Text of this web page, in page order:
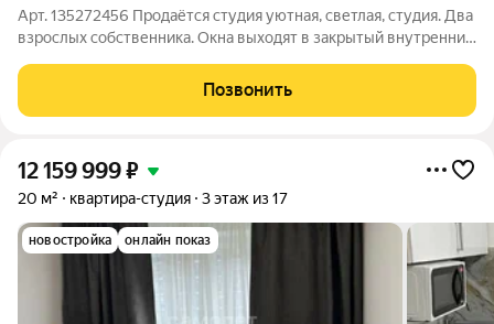
Арт. 135272456 Продаётся студия уютная, светлая, студия. Два
взрослых собственника. Окна выходят в закрытый внутренний
В квартире сделан ремонт застройщиком; жильё не
эксплуатировалось,
Позвонить
12 159 999₽
20 м² квартира-студия 3 этаж из 17
новостройка онлайн показ